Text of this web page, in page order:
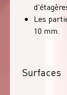
Les
10 mm.
Surfaces